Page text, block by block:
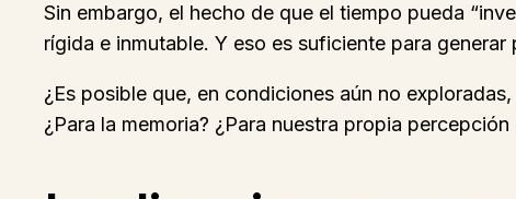
Sin embargo, el hecho de que el tiempo pueda
rígida e inmutable. Y eso es suficiente para generar
¿Es posible que, en condiciones aún no
¿Para la memoria? ¿Para nuestra propia percepción